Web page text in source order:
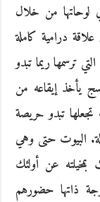
لوحاتها من خلال
درامية كاملة
ترسمها ريما تبدو
يأخذ إيقاعه من
تبدو حريصة
البيوت حتى وهي
بمخيلته عن أولئك
ذاتها حضورهم